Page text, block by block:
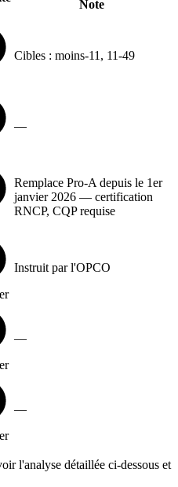
Note
Cibles : moins-11, 11-49
—
Remplace Pro-A depuis le 1er
janvier 2026 — certification
RNCP, CQP requise
Instruit par l'OPCO
—
—
l'analyse détaillée ci-dessous et